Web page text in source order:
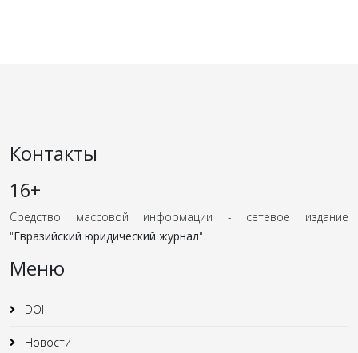
Контакты
16+
Средство массовой информации - сетевое издание
"Евразийский юридический журнал".
Меню
DOI
Новости